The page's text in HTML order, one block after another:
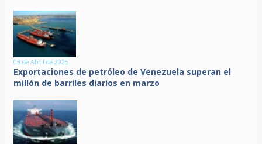
03 de Abril de 2026
Exportaciones de petróleo de Venezuela superan el
millón de barriles diarios en marzo